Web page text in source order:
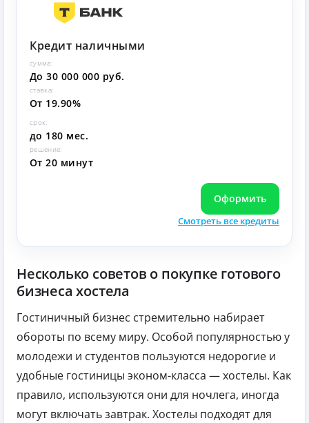
Кредит наличными
сумма:
До 30 000 000 руб.
ставка:
От 19.90%
срок:
до 180 мес.
решение:
От 20 минут
Оформить
Смотреть все кредиты
Несколько советов о покупке готового
бизнеса хостела
Гостиничный бизнес стремительно набирает
обороты по всему миру. Особой популярностью у
молодежи и студентов пользуются недорогие и
удобные гостиницы эконом-класса — хостелы. Как
правило, используются они для ночлега, иногда
могут включать завтрак. Хостелы подходят для